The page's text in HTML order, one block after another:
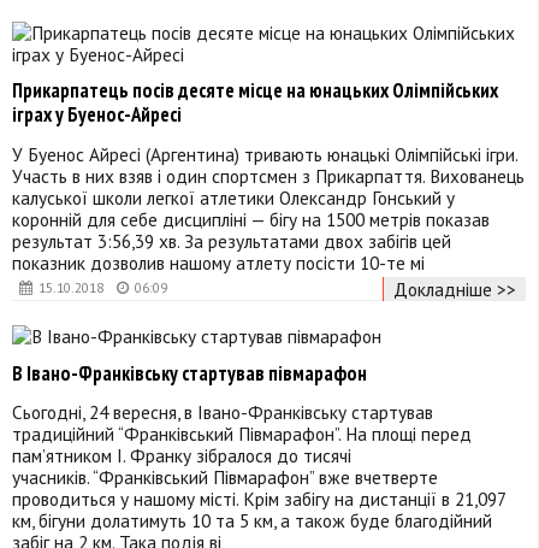
15.10.2018 06:09
Прикарпатець посів десяте місце на юнацьких Олімпійських
іграх у Буенос-Айресі
У Буенос Айресі (Аргентина) тривають юнацькі Олімпійські ігри.
Участь в них взяв і один спортсмен з Прикарпаття. Вихованець
калуської школи легкої атлетики Олександр Гонський у
коронній для себе дисципліні — бігу на 1500 метрів показав
результат 3:56,39 хв. За результатами двох забігів цей
показник дозволив нашому атлету посісти 10-те мі
Докладніше >>
В Івано-Франківську стартував півмарафон
Сьогодні, 24 вересня, в Івано-Франківську стартував
традиційний “Франківський Півмарафон”. На площі перед
пам’ятником І. Франку зібралося до тисячі
учасників. “Франківський Півмарафон” вже вчетверте
проводиться у нашому місті. Крім забігу на дистанції в 21,097
км, бігуни долатимуть 10 та 5 км, а також буде благодійний
забіг на 2 км. Така подія ві